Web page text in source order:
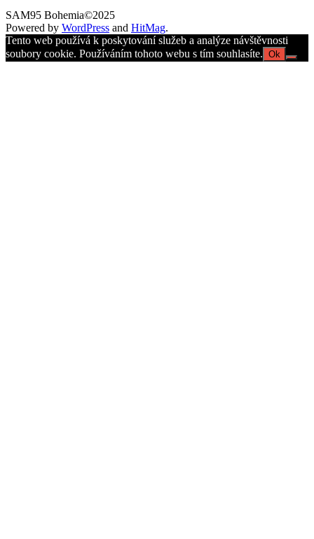
SAM95 Bohemia©2025
Powered by WordPress and HitMag.
Tento web používá k poskytování služeb a analýze návštěvnosti
soubory cookie. Používáním tohoto webu s tím souhlasíte. Ok